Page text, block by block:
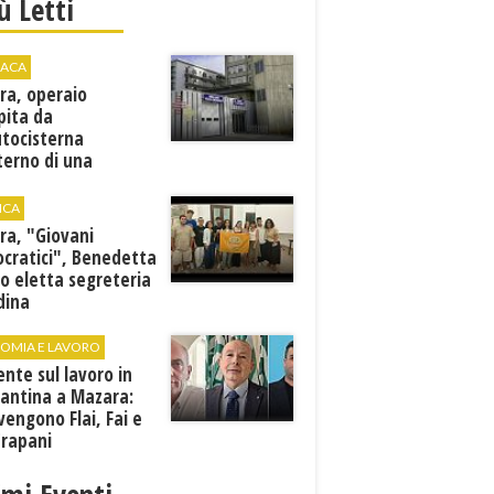
Letti
operaio
da
di una
al "Villa Sofia"
"Giovani
Benedetta
eletta segreteria
E LAVORO
sul lavoro in
a Mazara:
Flai, Fai e